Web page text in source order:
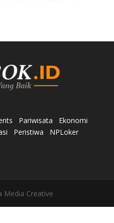
Pariwisata
Ekonomi
Peristiwa NPLoker
Media Creative